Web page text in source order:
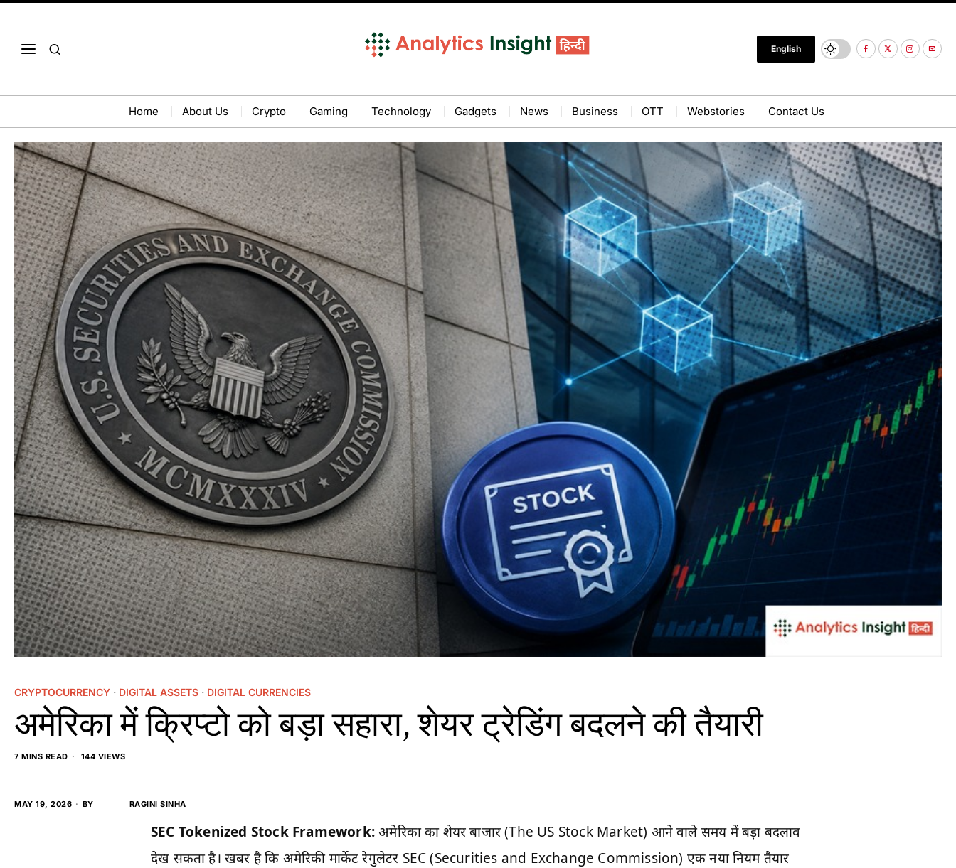
English
Home About Us Crypto Gaming Technology Gadgets News Business OTT Webstories Contact Us
CRYPTOCURRENCY · DIGITAL ASSETS · DIGITAL CURRENCIES
अमेरिका में क्रिप्टो को बड़ा सहारा, शेयर ट्रेडिंग बदलने की तैयारी
7 MINS READ 144 VIEWS
MAY 19, 2026 BY RAGINI SINHA
SEC Tokenized Stock Framework:अमेरिका का शेयर बाजार (The US Stock Market) आने वाले समय में बड़ा बदलाव
देख सकता है। खबर है कि अमेरिकी मार्केट रेगुलेटर SEC (Securities and Exchange Commission) एक नया नियम तैयार